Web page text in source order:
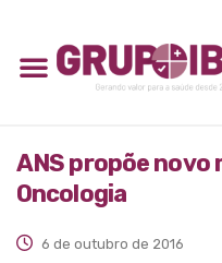
ANS propõe novo
Oncologia
6 de outubro de 2016